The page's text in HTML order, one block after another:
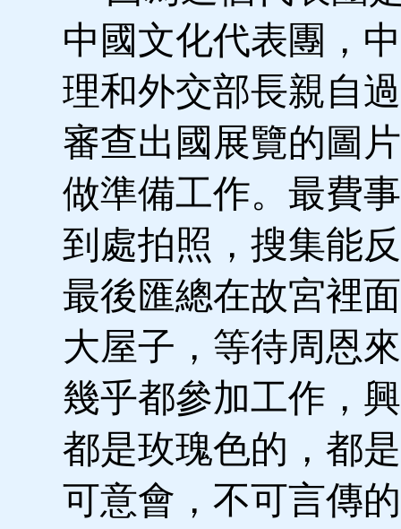
中國文化代表團，
理和外交部長親自
審查出國展覽的圖
做準備工作。最費
到處拍照，搜集能
最後匯總在故宮裡
大屋子，等待周恩
幾乎都參加工作，
都是玫瑰色的，都
可意會，不可言傳